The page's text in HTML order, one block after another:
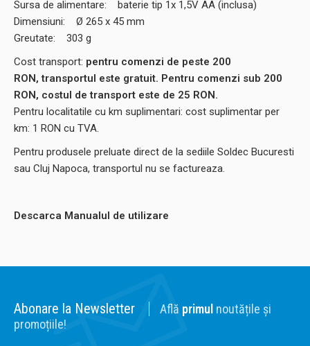
Sursa de alimentare: baterie tip 1x 1,5V AA (inclusa)
Dimensiuni: Ø 265 x 45 mm
Greutate: 303 g
Cost transport: pentru comenzi de peste 200
RON, transportul este gratuit. Pentru comenzi sub 200
RON, costul de transport este de 25 RON.
Pentru localitatile cu km suplimentari: cost suplimentar per
km: 1 RON cu TVA.
Pentru produsele preluate direct de la sediile Soldec Bucuresti
sau Cluj Napoca, transportul nu se factureaza.
Descarca Manualul de utilizare
Abonare la Newsletter Află primul noutățile și
promoțiile!